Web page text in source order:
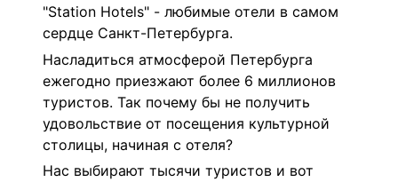
"Station Hotels" - любимые отели в самом
сердце Санкт-Петербурга.
Насладиться атмосферой Петербурга
ежегодно приезжают более 6 миллионов
туристов. Так почему бы не получить
удовольствие от посещения культурной
столицы, начиная с отеля?
Нас выбирают тысячи туристов и вот